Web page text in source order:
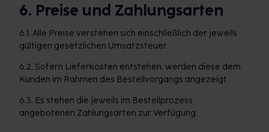
6. Preise und Zahlungsarten
6.1. Alle Preise verstehen sich einschließlich der jeweils
gültigen gesetzlichen Umsatzsteuer.
6.2. Sofern Lieferkosten entstehen, werden diese dem
Kunden im Rahmen des Bestellvorgangs angezeigt.
6.3. Es stehen die jeweils im Bestellprozess
angebotenen Zahlungsarten zur Verfügung.